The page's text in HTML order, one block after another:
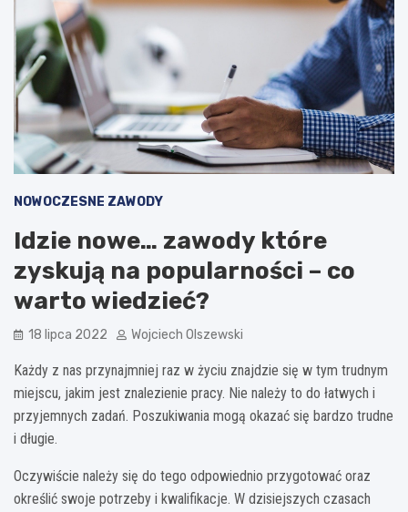
NOWOCZESNE ZAWODY
Idzie nowe… zawody które
zyskują na popularności – co
warto wiedzieć?
18 lipca 2022 Wojciech Olszewski
Każdy z nas przynajmniej raz w życiu znajdzie się w tym trudnym
miejscu, jakim jest znalezienie pracy. Nie należy to do łatwych i
przyjemnych zadań. Poszukiwania mogą okazać się bardzo trudne
i długie.
Oczywiście należy się do tego odpowiednio przygotować oraz
określić swoje potrzeby i kwalifikacje. W dzisiejszych czasach